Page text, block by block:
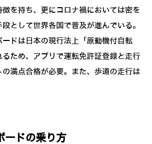
を持ち、更にコロナ禍においては密を
として世界各国で普及が進んでいる。
ードは日本の現行法上「原動機付自転
ため、アプリで運転免許証登録と走行
満点合格が必要。また、歩道の走行は
ードの乗り方